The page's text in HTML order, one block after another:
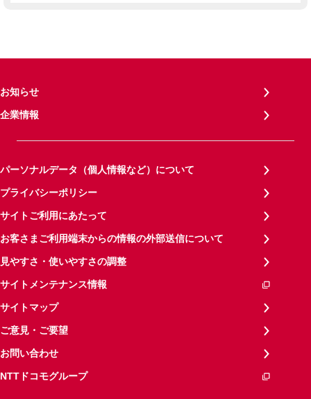
お知らせ
企業情報
パーソナルデータ（個人情報など）について
プライバシーポリシー
サイトご利用にあたって
お客さまご利用端末からの情報の外部送信について
見やすさ・使いやすさの調整
サイトメンテナンス情報
サイトマップ
ご意見・ご要望
お問い合わせ
NTTドコモグループ